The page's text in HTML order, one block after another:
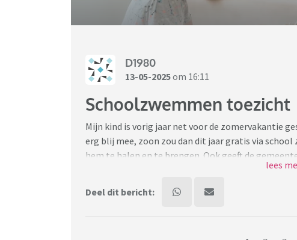
D1980
13-05-2025om 16:11
Schoolzwemmen toezicht
Mijn kind is vorig jaar net voor de zomervakantie
erg blij mee, zoon zou dan dit jaar gratis via
hem te halen en te brengen. Ook geeft de
scheelt dit enorm (het vervoer elke keer met de
Deel dit bericht: